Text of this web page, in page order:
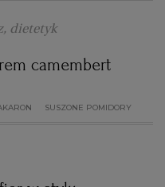
dietetyk
camembert
SUSZONE POMIDORY